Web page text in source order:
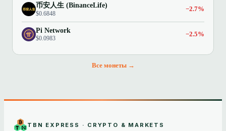
币安人生 (BinanceLife)
$0.6848
−2.7%
Pi Network
$0.0983
−2.5%
Все монеты →
TBN EXPRESS · CRYPTO & MARKETS